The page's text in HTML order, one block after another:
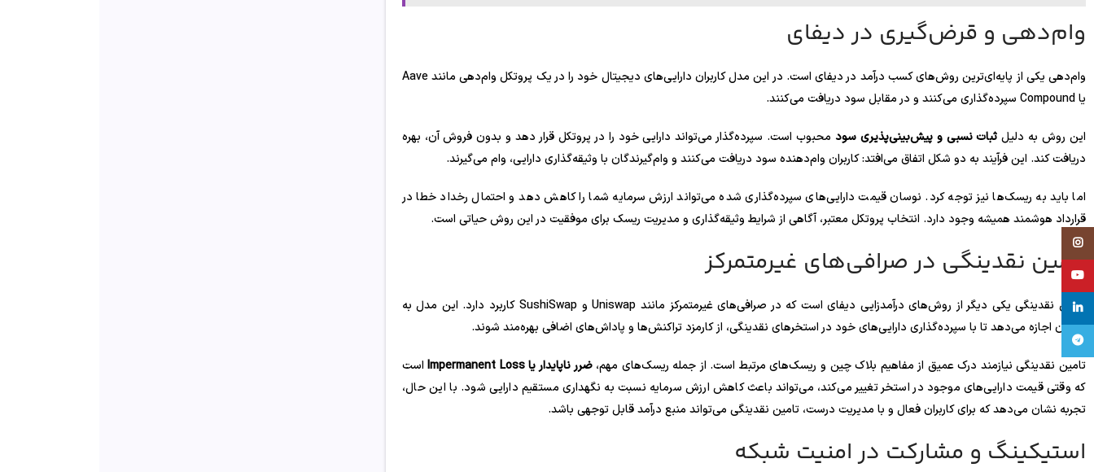
وام‌دهی و قرض‌گیری در دیفای
وام‌دهی یکی از پایه‌ای‌ترین روش‌های کسب درآمد در دیفای است. در این مدل کاربران دارایی‌های دیجیتال خود را در یک پروتکل وام‌دهی مانند Aave
یا Compound سپرده‌گذاری می‌کنند و در مقابل سود دریافت می‌کنند.
این روش به دلیل ثبات نسبی و پیش‌بینی‌پذیری سود محبوب است. سپرده‌گذار می‌تواند دارایی خود را در پروتکل قرار دهد و بدون فروش آن، بهره
دریافت کند. این فرآیند به دو شکل اتفاق می‌افتد: کاربران وام‌دهنده سود دریافت می‌کنند و وام‌گیرندگان با وثیقه‌گذاری دارایی، وام می‌گیرند.
اما باید به ریسک‌ها نیز توجه کرد. نوسان قیمت دارایی‌های سپرده‌گذاری شده می‌تواند ارزش سرمایه شما را کاهش دهد و احتمال رخداد خطا در
قرارداد هوشمند همیشه وجود دارد. انتخاب پروتکل معتبر، آگاهی از شرایط وثیقه‌گذاری و مدیریت ریسک برای موفقیت در این روش حیاتی است.
تامین نقدینگی در صرافی‌های غیرمتمرکز
تامین نقدینگی یکی دیگر از روش‌های درآمدزایی دیفای است که در صرافی‌های غیرمتمرکز مانند Uniswap و SushiSwap کاربرد دارد. این مدل به
کاربران اجازه می‌دهد تا با سپرده‌گذاری دارایی‌های خود در استخرهای نقدینگی، از کارمزد تراکنش‌ها و پاداش‌های اضافی بهره‌مند شوند.
تامین نقدینگی نیازمند درک عمیق از مفاهیم بلاک چین و ریسک‌های مرتبط است. از جمله ریسک‌های مهم،ضرر ناپایدار یا Impermanent Loss
است
که وقتی قیمت دارایی‌های موجود در استخر تغییر می‌کند، می‌تواند باعث کاهش ارزش سرمایه نسبت به نگهداری مستقیم دارایی شود. با این حال،
تجربه نشان می‌دهد که برای کاربران فعال و با مدیریت درست، تامین نقدینگی می‌تواند منبع درآمد قابل توجهی باشد.
استیکینگ و مشارکت در امنیت شبکه
YouTube
linkedin